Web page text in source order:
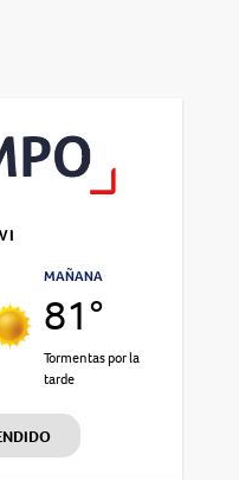
MAÑANA
81°
Tormentas por la
tarde